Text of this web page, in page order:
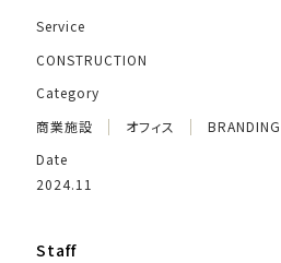
Service
CONSTRUCTION
Category
商業施設
オフィス
BRANDING
Date
2024.11
Staff